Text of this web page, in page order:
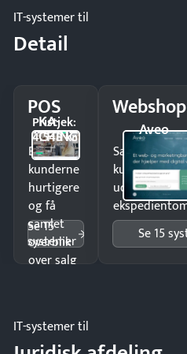
IT-systemer til
Detail
POS
KA-
CHING
Pristjek:
4.548 kr
Ekspedér
kunderne
hurtigere
og få
samlet
overblik
over salg
Se 15
systemer
Webshop
Aveo
Sælg
kunder i
uden
Se 15
IT-systemer til